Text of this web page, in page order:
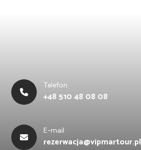
Telefon
+48 510 48 08 08
E-mail
rezerwacja@vipmartour.pl